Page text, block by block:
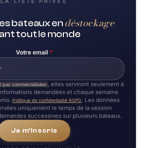
bateaux en déstockage
tout le monde
Votre email *
pas commercialisées , elles serviront seulement à
demandées et chaque semaine
Politique de confidentialité RGPD. Les données
uniquement le temps de la session
successives sur plusieurs bateaux.
Je m'inscris